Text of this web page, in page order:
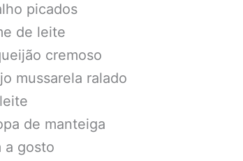
picados
de leite
cremoso
mussarela ralado
de manteiga
a gosto